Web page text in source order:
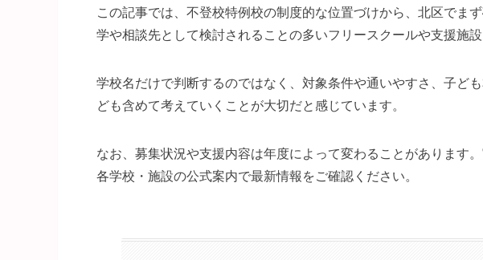
この記事では、不登校特例校の制度的な位置づけから、北区でま
学や相談先として検討されることの多いフリースクールや支援施
学校名だけで判断するのではなく、対象条件や通いやすさ、子ど
ども含めて考えていくことが大切だと感じています。
なお、募集状況や支援内容は年度によって変わることがあります
各学校・施設の公式案内で最新情報をご確認ください。